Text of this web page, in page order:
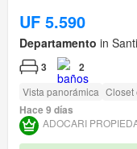
UF 5.590
Departamento in
3 2
Vista panorámica Closet
Hace 9 días
ADOCARI